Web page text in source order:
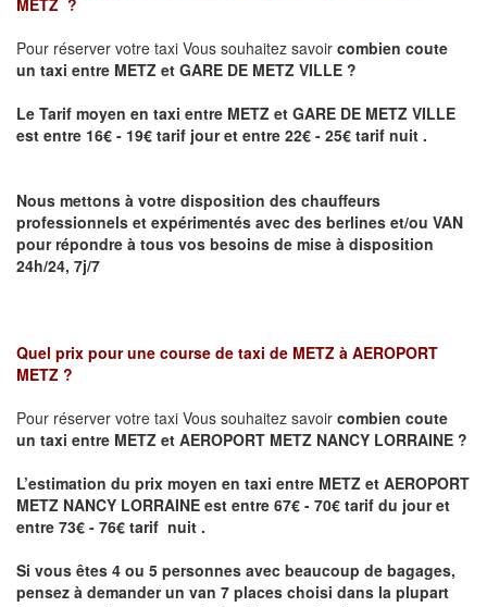
METZ ?
Pour réserver votre taxi Vous souhaitez savoir combien coute
un taxi entre METZ et GARE DE METZ VILLE ?
Le Tarif moyen en taxi entre METZ et GARE DE METZ VILLE
est entre 16€ - 19€ tarif jour et entre 22€ - 25€ tarif nuit .
Nous mettons à votre disposition des chauffeurs
professionnels et expérimentés avec des berlines et/ou VAN
pour répondre à tous vos besoins de mise à disposition
24h/24, 7j/7
Quel prix pour une course de taxi de METZ à AEROPORT
METZ ?
Pour réserver votre taxi Vous souhaitez savoir combien coute
un taxi entre METZ et AEROPORT METZ NANCY LORRAINE ?
L’estimation du prix moyen en taxi entre METZ et AEROPORT
METZ NANCY LORRAINE est entre 67€ - 70€ tarif du jour et
entre 73€ - 76€ tarif nuit .
Si vous êtes 4 ou 5 personnes avec beaucoup de bagages,
pensez à demander un van 7 places choisi dans la plupart